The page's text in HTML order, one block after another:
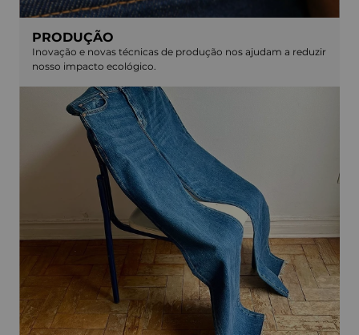
PRODUÇÃO
Inovação e novas técnicas de produção nos ajudam a reduzir
nosso impacto ecológico.